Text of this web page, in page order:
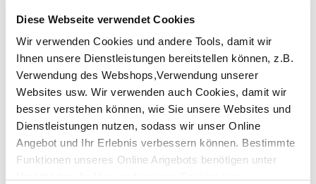
Diese Webseite verwendet Cookies
Wir verwenden Cookies und andere Tools, damit wir
Ihnen unsere Dienstleistungen bereitstellen können, z.B.
Verwendung des Webshops,Verwendung unserer
Websites usw. Wir verwenden auch Cookies, damit wir
besser verstehen können, wie Sie unsere Websites und
Dienstleistungen nutzen, sodass wir unser Online
Angebot und Ihr Erlebnis verbessern können. Bestimmte
Funktionen unseres Online Angebots benötigen unter
vor 3 Jahren
Eine Autorin – eine Stadt:
5 Sommertipps für Zürich von
Seraina Kobler
In den Sommermonaten zieht es die meisten Menschen
hinaus aus der Stadt. Dorthin, wo eine kühle Brise weht und
ein Sprung ins Wasser eine willkommene Abkühlung
verspricht. In Zürich liegen die Vorzüge der Stadt und die
Badekultur nur wenige Schritte voneinander entfernt.